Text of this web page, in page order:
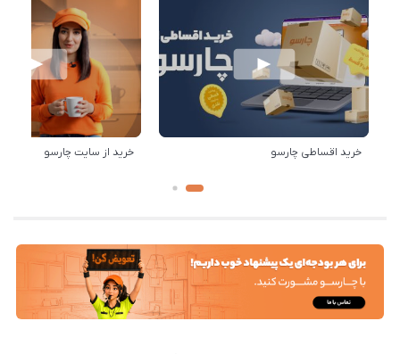
خرید اقساطی چارسو خرید از سایت چارسو